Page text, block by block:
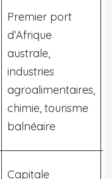
Premier port
d’Afrique
australe,
industries
agroalimentaires,
chimie, tourisme
balnéaire
Capitale